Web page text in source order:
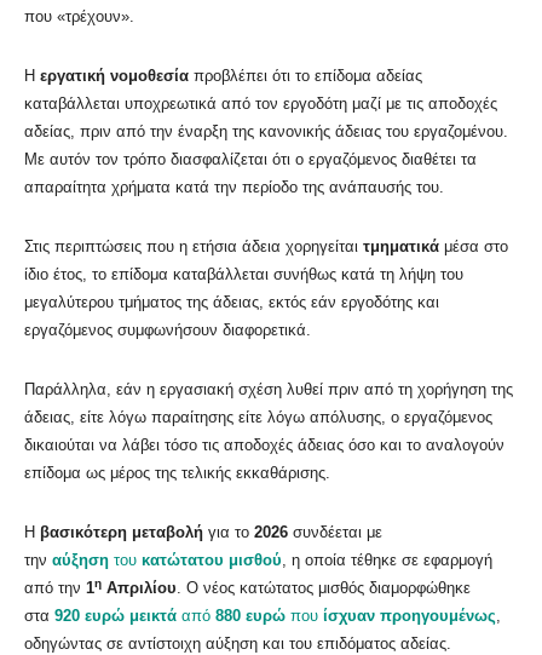
που «τρέχουν».
Η εργατική νομοθεσία προβλέπει ότι το επίδομα αδείας
καταβάλλεται υποχρεωτικά από τον εργοδότη μαζί με τις αποδοχές
αδείας, πριν από την έναρξη της κανονικής άδειας του εργαζομένου.
Με αυτόν τον τρόπο διασφαλίζεται ότι ο εργαζόμενος διαθέτει τα
απαραίτητα χρήματα κατά την περίοδο της ανάπαυσής του.
Στις περιπτώσεις που η ετήσια άδεια χορηγείται τμηματικά μέσα στο
ίδιο έτος, το επίδομα καταβάλλεται συνήθως κατά τη λήψη του
μεγαλύτερου τμήματος της άδειας, εκτός εάν εργοδότης και
εργαζόμενος συμφωνήσουν διαφορετικά.
Παράλληλα, εάν η εργασιακή σχέση λυθεί πριν από τη χορήγηση της
άδειας, είτε λόγω παραίτησης είτε λόγω απόλυσης, ο εργαζόμενος
δικαιούται να λάβει τόσο τις αποδοχές άδειας όσο και το αναλογούν
επίδομα ως μέρος της τελικής εκκαθάρισης.
Η βασικότερη μεταβολή για το 2026 συνδέεται με
την αύξηση του κατώτατου μισθού, η οποία τέθηκε σε εφαρμογή
από την 1η Απριλίου. Ο νέος κατώτατος μισθός διαμορφώθηκε
στα 920 ευρώ μεικτά από 880 ευρώ που ίσχυαν προηγουμένως,
οδηγώντας σε αντίστοιχη αύξηση και του επιδόματος αδείας.